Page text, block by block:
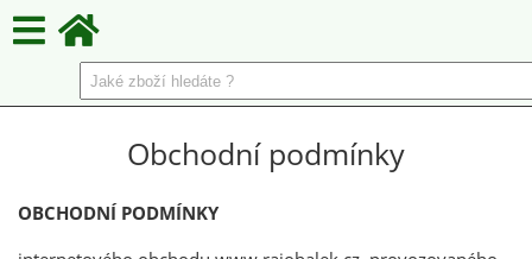
Obchodní podmínky
OBCHODNÍ PODMÍNKY